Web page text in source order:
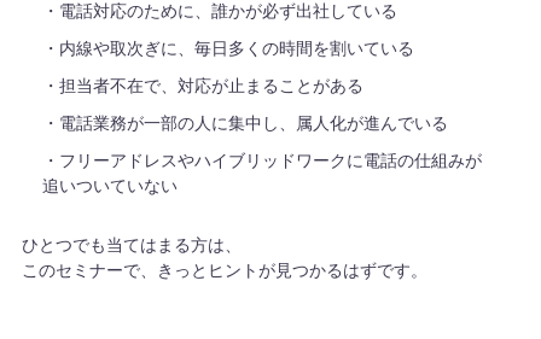
・電話対応のために、誰かが必ず出社している
・内線や取次ぎに、毎日多くの時間を割いている
・担当者不在で、対応が止まることがある
・電話業務が一部の人に集中し、属人化が進んでいる
・フリーアドレスやハイブリッドワークに電話の仕組みが
追いついていない
ひとつでも当てはまる方は、
このセミナーで、きっとヒントが見つかるはずです。